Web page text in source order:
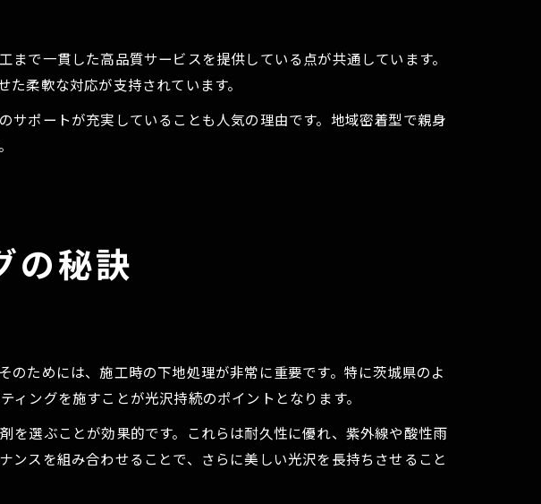
で一貫した高品質サービスを提供している点が共通しています。
柔軟な対応が支持されています。
ポートが充実していることも人気の理由です。地域密着型で親身
の秘訣
ためには、施工時の下地処理が非常に重要です。特に茨城県のよ
ングを施すことが光沢持続のポイントとなります。
を選ぶことが効果的です。これらは耐久性に優れ、紫外線や酸性雨
スを組み合わせることで、さらに美しい光沢を長持ちさせること